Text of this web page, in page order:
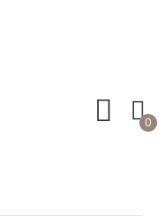
0